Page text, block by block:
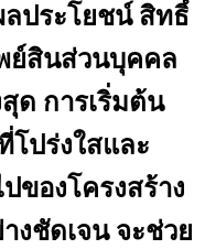
ประโยชน์ สิทธิ์
ย์สินส่วนบุคคล
ด การเริ่มต้น
ปร่งใสและ
ของโครงสร้าง
งชัดเจน จะช่วย